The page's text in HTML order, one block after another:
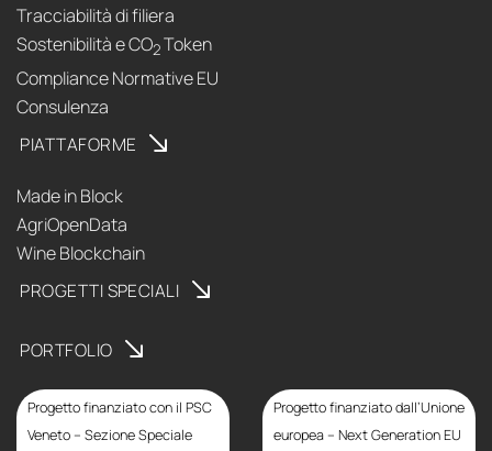
Tracciabilità di filiera
Sostenibilità e CO2Token
Compliance Normative EU
Consulenza
PIATTAFORME
Made in Block
AgriOpenData
Wine Blockchain
PROGETTI SPECIALI
PORTFOLIO
Progetto finanziato con il PSC
Veneto – Sezione Speciale
Progetto finanziato dall’Unione
europea – Next Generation EU